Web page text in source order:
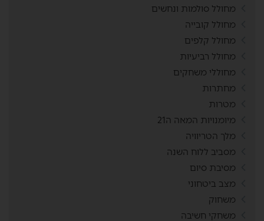
מחולל סולמות ונחשים
מחולל קובייה
מחולל קלפים
מחולל רביעיות
מחוללי משחקים
מחתרות
מטרות
מיומנויות המאה ה21
מלך הטריוויה
מסביב ללוח השנה
מסיבת סיום
מצב ביטחוני
משחוק
משחקי חשיבה